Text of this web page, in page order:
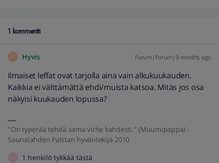
1 kommentti
H Hyvis Forum|Forum|9 months ago
Ilmaiset leffat ovat tarjolla aina vain alkukuukauden.
Kaikkia ei välttämättä ehdi/muista katsoa. Mitäs jos osa
näkyisi kuukauden lopussa?
"On typerää tehdä sama virhe kahdesti." (Muumipappa) -
Saunalahden Palstan hyväntekijä 2010
1 henkilö tykkää tästä